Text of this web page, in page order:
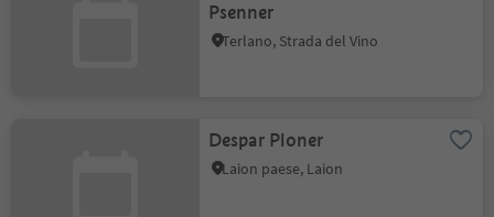
Psenner
Terlano, Strada del Vino
Despar Ploner
Laion paese, Laion